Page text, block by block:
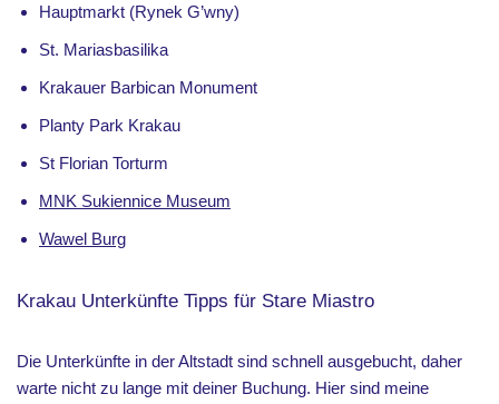
Hauptmarkt (Rynek G’wny)
St. Mariasbasilika
Krakauer Barbican Monument
Planty Park Krakau
St Florian Torturm
MNK Sukiennice Museum
Wawel Burg
Krakau Unterkünfte Tipps für Stare Miastro
Die Unterkünfte in der Altstadt sind schnell ausgebucht, daher
warte nicht zu lange mit deiner Buchung. Hier sind meine